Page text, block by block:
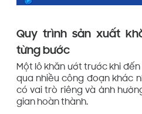
Quy trình sản xuất
từng bước
Một lô khăn ướt trước khi
qua nhiều công đoạn khác
có vai trò riêng và ảnh
gian hoàn thành.